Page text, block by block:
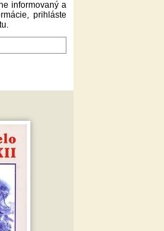
informovaný a
prihláste